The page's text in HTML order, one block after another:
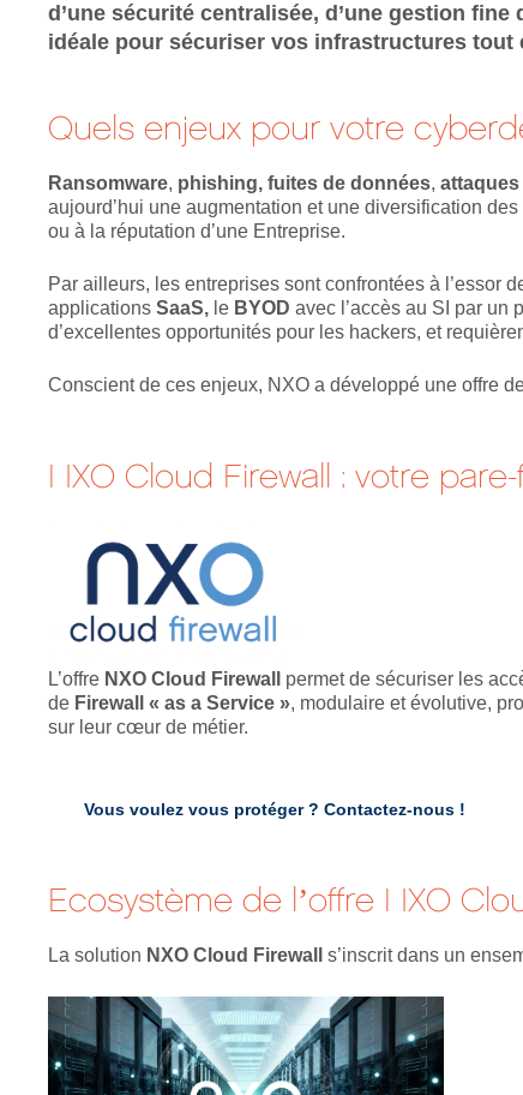
d’une sécurité centralisée, d’une gestion
idéale pour sécuriser vos infrastructures
Quels enjeux pour votre
Ransomware, phishing, fuites de données,attaques
aujourd’hui une augmentation et une diversification
ou à la réputation d’une Entreprise.
Par ailleurs, les entreprises sont confrontées à l’essor
applicationsSaaS, le BYOD avec l’accès au SI par un
d’excellentes opportunités pour les hackers, et
Conscient de ces enjeux, NXO a développé une offre
NXO Cloud Firewall : votre
L’offre NXO Cloud Firewall
permet de sécuriser les
de Firewall « as a Service », modulaire et évolutive,
sur leur cœur de métier.
Vous voulez vous protéger ? Contactez-nous !
Ecosystème de l’offre NXO
La solution NXO Cloud Firewall s’inscrit dans un